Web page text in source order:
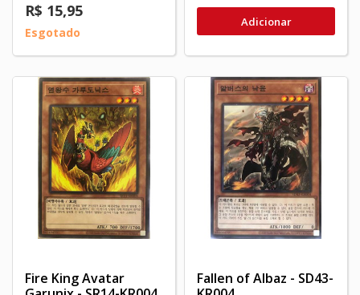
R$ 15,95
Esgotado
Adicionar
Fire King Avatar
Fallen of Albaz - SD43-